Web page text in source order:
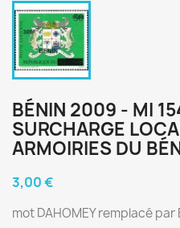
BÉNIN 2009 - MI
SURCHARGE
ARMOIRIES DU
3,00 €
mot DAHOMEY remplacé par